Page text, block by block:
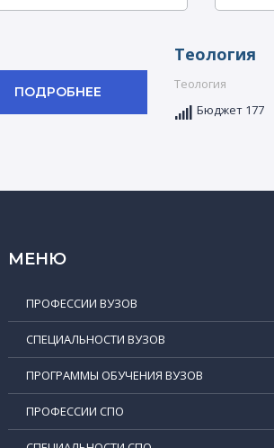
ПОДРОБНЕЕ
Теология
Теология
Бюджет 177
МЕНЮ
ПРОФЕССИИ ВУЗОВ
СПЕЦИАЛЬНОСТИ ВУЗОВ
ПРОГРАММЫ ОБУЧЕНИЯ ВУЗОВ
ПРОФЕССИИ СПО